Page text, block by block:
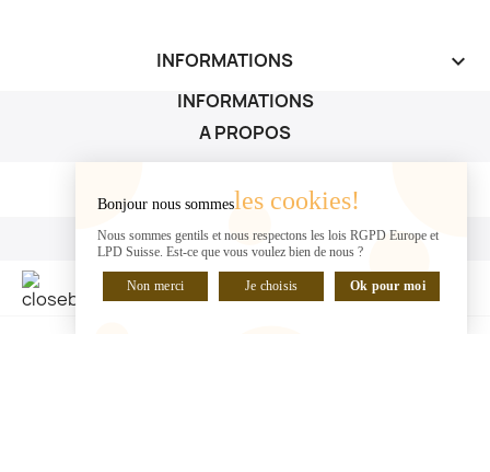
INFORMATIONS keyboard_arrow_down
INFORMATIONS
A PROPOS
A PROPOS
VOTRE COMPTE
VOTRE COMPTE
Bonjour nous sommesles cookies!
Nous sommes gentils et nous respectons les lois RGPD Europe et
LPD Suisse. Est-ce que vous voulez bien de nous ?
Non merci Je choisis Ok pour moi
DISCUTER EN LIGNE